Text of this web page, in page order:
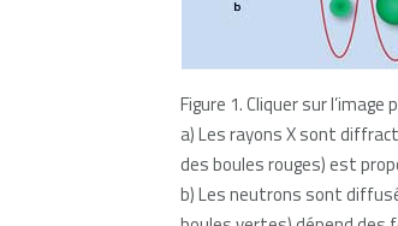
Figure 1. Cliquer sur l’image
a) Les rayons X sont
des boules rouges) est
b) Les neutrons sont